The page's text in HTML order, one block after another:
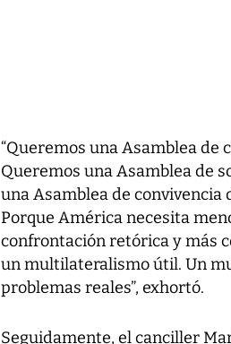
“Queremos una Asamblea de
Queremos una Asamblea de
una Asamblea de
Porque América necesita
confrontación retórica y más
un multilateralismo útil. Un
problemas reales”, exhortó.
Seguidamente, el canciller